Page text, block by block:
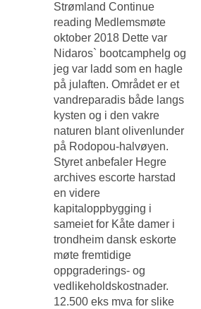
Strømland Continue
reading Medlemsmøte
oktober 2018 Dette var
Nidaros` bootcamphelg og
jeg var ladd som en hagle
på julaften. Området er et
vandreparadis både langs
kysten og i den vakre
naturen blant olivenlunder
på Rodopou-halvøyen.
Styret anbefaler Hegre
archives escorte harstad
en videre
kapitaloppbygging i
sameiet for Kåte damer i
trondheim dansk eskorte
møte fremtidige
oppgraderings- og
vedlikeholdskostnader.
12.500 eks mva for slike